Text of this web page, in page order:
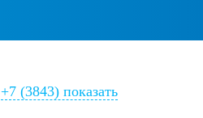
+7 (3843) показать